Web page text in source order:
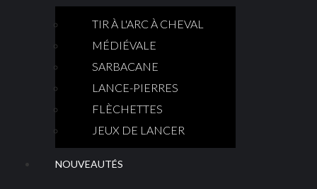
TIR À L'ARC À CHEVAL
MÉDIÉVALE
SARBACANE
LANCE-PIERRES
FLÈCHETTES
JEUX DE LANCER
NOUVEAUTÉS